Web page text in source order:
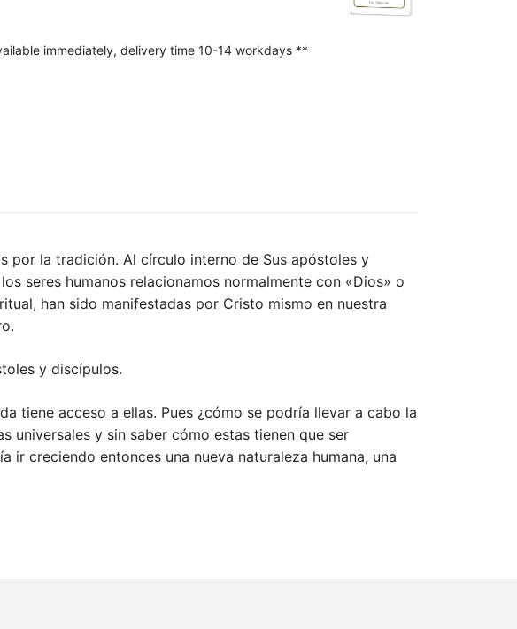
immediately, delivery time 10-14 workdays **
por la tradición. Al círculo interno de Sus apóstoles y
seres humanos relacionamos normalmente con «Dios» o
han sido manifestadas por Cristo mismo en nuestra
y discípulos.
tiene acceso a ellas. Pues ¿cómo se podría llevar a cabo la
universales y sin saber cómo estas tienen que ser
creciendo entonces una nueva naturaleza humana, una